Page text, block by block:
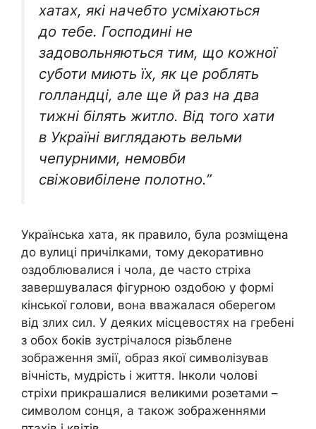
хатах, які начебто усміхаються
до тебе. Господині не
задовольняються тим, що кожної
суботи миють їх, як це роблять
голландці, але ще й раз на два
тижні білять житло. Від того хати
в Україні виглядають вельми
чепурними, немовби
свіжовибілене полотно.”
Українська хата, як правило, була розміщена
до вулиці причілками, тому декоративно
оздоблювалися і чола, де часто стріха
завершувалася фігурною оздобою у формі
кінської голови, вона вважалася оберегом
від злих сил. У деяких місцевостях на гребені
з обох боків зустрічалося різьблене
зображення змії, образ якої символізував
вічність, мудрість і життя. Інколи чолові
стріхи прикрашалися великими розетами –
символом сонця, а також зображеннями